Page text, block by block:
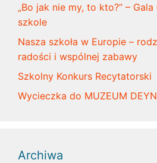
„Bo jak nie my, to kto?” –
szkole
Nasza szkoła w Europie –
radości i wspólnej zabawy
Szkolny Konkurs Recytatorski
Wycieczka do MUZEUM
Archiwa